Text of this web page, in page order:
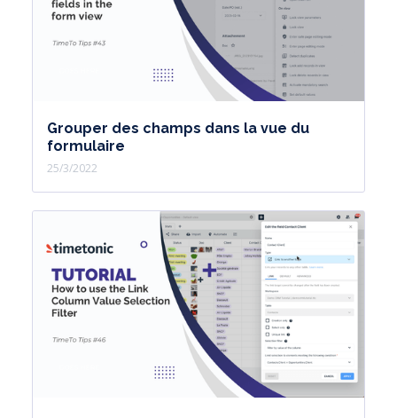
Grouper des champs dans la vue du
formulaire
25/3/2022